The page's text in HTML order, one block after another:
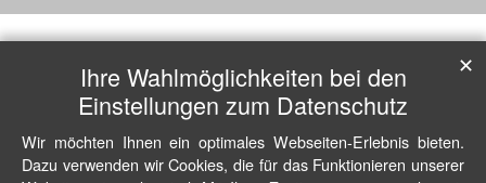
Ihre Wahlmöglichkeiten bei den
Einstellungen zum Datenschutz
Wir möchten Ihnen ein optimales Webseiten-Erlebnis bieten.
Dazu verwenden wir Cookies, die für das Funktionieren unserer
✕